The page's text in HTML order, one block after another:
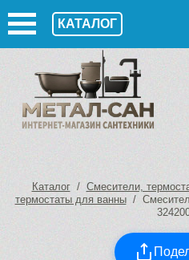
КАТАЛОГ
Каталог/ Смесители,
термостаты для ванны/